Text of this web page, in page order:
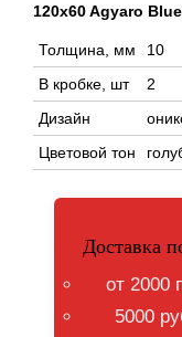
120x60 Agyaro
Толщина, мм
10
В кробке, шт
2
Дизайн
Цветовой тон
Доставка
от 2000
5000